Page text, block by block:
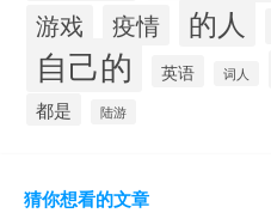
游戏 疫情 的人
自己的 英语 词人
都是 陆游
猜你想看的文章